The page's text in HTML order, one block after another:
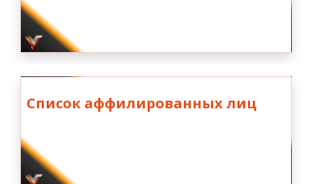
Список аффилированных лиц